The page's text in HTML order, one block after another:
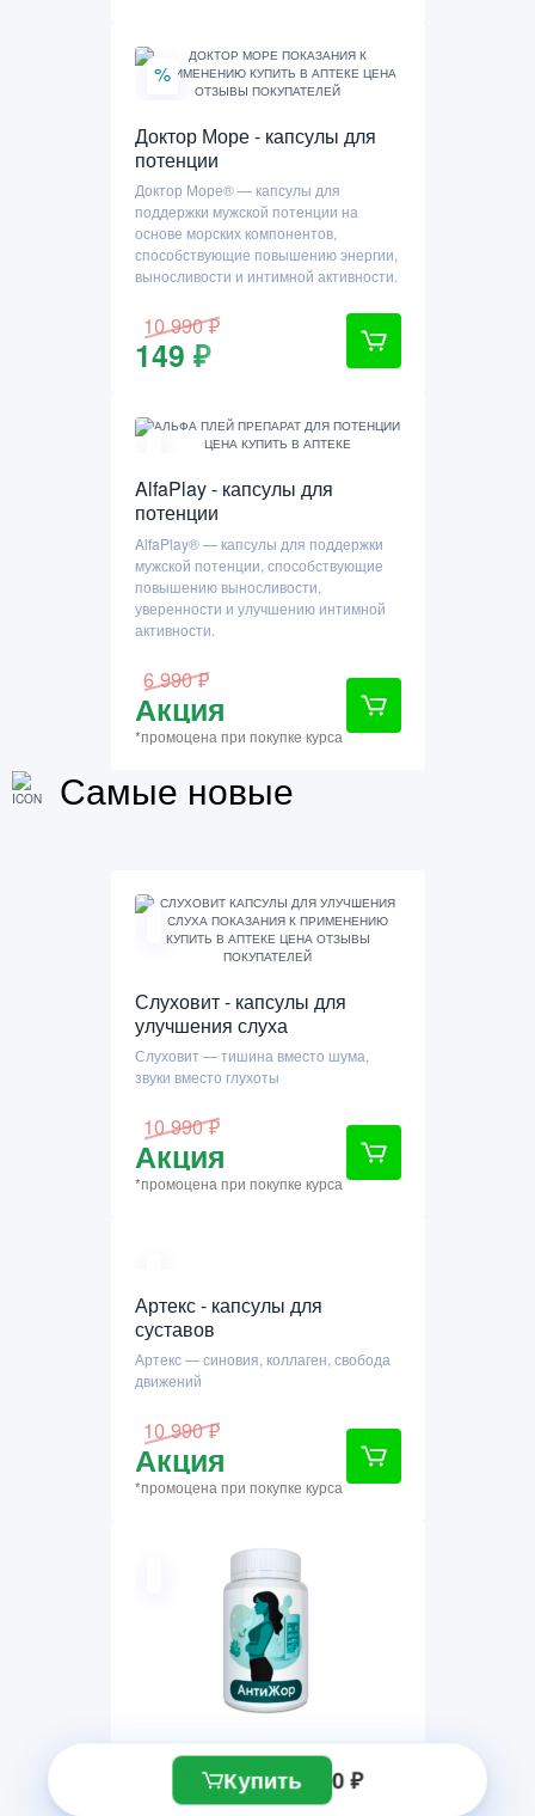
Купить 0 ₽
%
Доктор Море - капсулы для
потенции
Доктор Море® — капсулы для
поддержки мужской потенции на
основе морских компонентов,
способствующие повышению энергии,
выносливости и интимной активности.
10 990 ₽
149 ₽
AlfaPlay - капсулы для
потенции
AlfaPlay® — капсулы для поддержки
мужской потенции, способствующие
повышению выносливости,
уверенности и улучшению интимной
активности.
6 990 ₽
Акция
*промоцена при покупке курса
Самые новые
Слуховит - капсулы для
улучшения слуха
Слуховит — тишина вместо шума,
звуки вместо глухоты
10 990 ₽
Акция
*промоцена при покупке курса
Артекс - капсулы для
суставов
Артекс — синовия, коллаген, свобода
движений
10 990 ₽
Акция
*промоцена при покупке курса
АнтиЖор - капсулы для
похудения